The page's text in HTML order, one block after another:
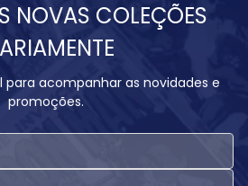
NOVAS COLEÇÕES
acompanhar as novidades e
promoções.